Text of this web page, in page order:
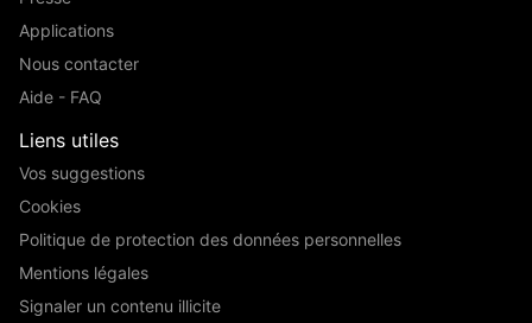
Applications
Nous contacter
Aide - FAQ
Liens utiles
Vos suggestions
Cookies
Politique de protection des données personnelles
Mentions légales
Signaler un contenu illicite